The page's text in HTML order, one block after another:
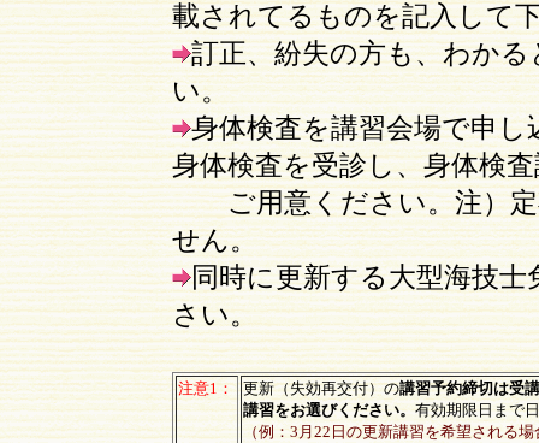
載されてるものを記入して
訂正、紛失の方も、わか
い。
身体検査を講習会場で申
身体検査を受診し、身体検
ご用意ください。注）定
せん。
同時に更新する大型海技
さい。
注意1： 更新（失効再交付）の講習予約締切は受
講習をお選びください。有効期限日まで
（例：3月22日の更新講習を希望される